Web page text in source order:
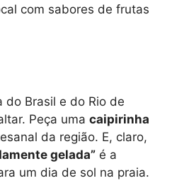
com sabores de frutas
do Brasil e do Rio de
Peça uma caipirinha
da região. E, claro,
gelada” é a
um dia de sol na praia.